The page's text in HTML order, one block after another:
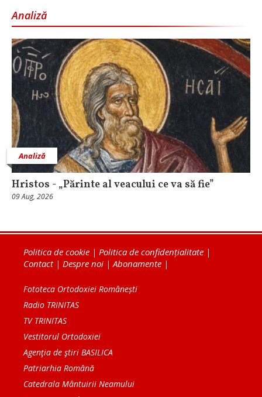
Analiză
Analiză
Hristos - „Părinte al veacului ce va să fie”
09 Aug, 2026
Politica de cookie | Politica de confidențialitate |
Contact| Despre noi |Abonamente |
Fototeca Ortodoxiei Românești
Radio TRINITAS
TV TRINITAS
Vestitorul Ortodoxiei
Agenţia de ştiri BASILICA
Patriarhia Română
Catedrala Mântuirii Neamului